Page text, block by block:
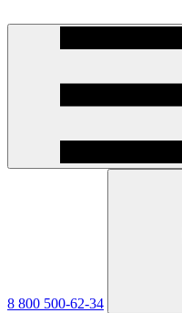
8 800 500-62-34